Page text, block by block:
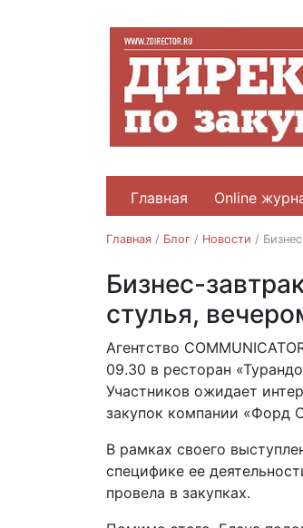
Главная Online
Главная / Блог / Новости /
Новости
Бизнес-
стулья,
13.06.2019
Агентство
09.30 в ресторан
Участников ожидает
закупок компании «Форд
В рамках своего
специфике ее
провела в закупках.